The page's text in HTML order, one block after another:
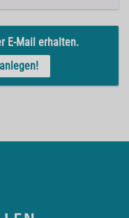
E-Mail erhalten.